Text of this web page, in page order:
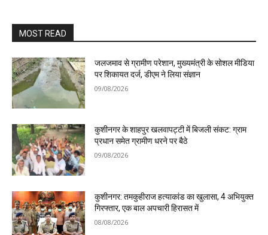
MOST READ
जलजमाव से ग्रामीण परेशान, मुख्यमंत्री के सोशल मीडिया
पर शिकायत दर्ज, डीएम ने लिया संज्ञान
09/08/2026
कुशीनगर के शाहपुर खलवापट्टी में बिजली संकट: ग्राम
प्रधान समेत ग्रामीण धरने पर बैठे
09/08/2026
कुशीनगर: तमकुहीराज हत्याकांड का खुलासा, 4 अभियुक्त
गिरफ्तार, एक बाल अपचारी हिरासत में
08/08/2026